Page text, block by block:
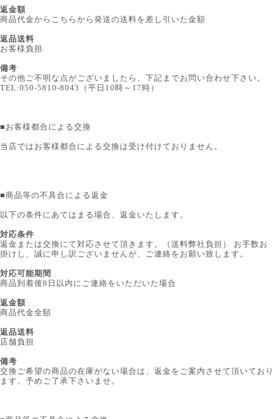
返金額
商品代金からこちらから発送の送料を差し引いた金額
返品送料
お客様負担
備考
その他ご不明な点がございましたら、下記までお問い合わせ下さい。
TEL:050-5810-8043（平日10時～17時）
■ お客様都合による交換
当店ではお客様都合による交換は受け付けておりません。
■商品等の不具合による返金
以下の条件にあてはまる場合、返金いたします。
対応条件
返金または交換にて対応させて頂きます。（送料弊社負担） お手数お
掛けし、誠に申し訳ございませんが、ご連絡をお願い致します。
対応可能期間
商品到着後8日以内にご連絡をいただいた場合
返金額
商品代金全額
返品送料
店舗負担
備考
交換ご希望の商品の在庫がない場合は、返金をご案内させて頂いており
ます。予めご了承下さいませ。